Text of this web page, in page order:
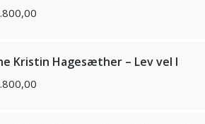
Kristin Hagesæther – Lev vel I